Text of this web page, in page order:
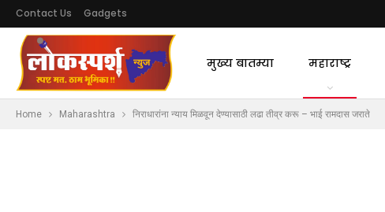
Contact Us Gadgets
मुख्य बातम्या महाराष्ट्र
Home Maharashtra निराधारांना न्याय मिळवून देण्यासाठी लढा तीव्र करू – भाई रामदास जराते